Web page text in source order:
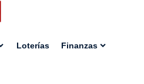
Loterías Finanzas